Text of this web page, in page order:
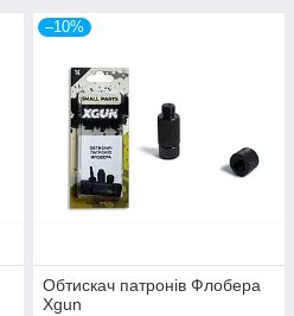
–10%
Обтискач патронів Флобера
Xgun